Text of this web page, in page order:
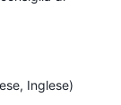
Inglese)